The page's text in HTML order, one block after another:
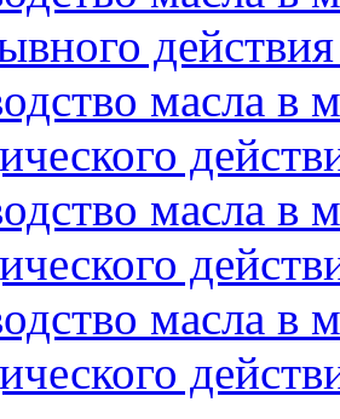
масла в
масла в
масла в